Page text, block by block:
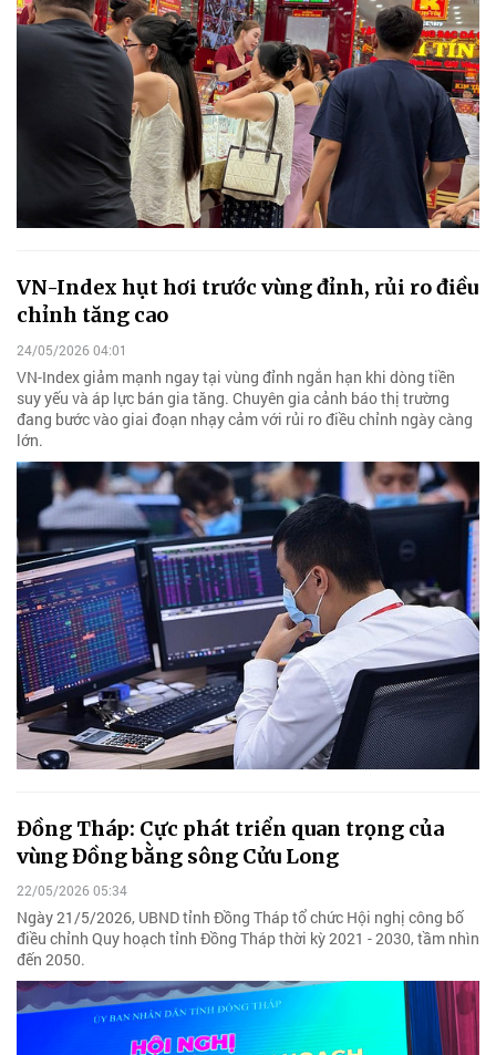
VN-Index hụt hơi trước vùng đỉnh, rủi ro điều
chỉnh tăng cao
24/05/2026 04:01
VN-Index giảm mạnh ngay tại vùng đỉnh ngắn hạn khi dòng tiền
suy yếu và áp lực bán gia tăng. Chuyên gia cảnh báo thị trường
đang bước vào giai đoạn nhạy cảm với rủi ro điều chỉnh ngày càng
lớn.
Đồng Tháp: Cực phát triển quan trọng của
vùng Đồng bằng sông Cửu Long
22/05/2026 05:34
Ngày 21/5/2026, UBND tỉnh Đồng Tháp tổ chức Hội nghị công bố
điều chỉnh Quy hoạch tỉnh Đồng Tháp thời kỳ 2021 - 2030, tầm nhìn
đến 2050.